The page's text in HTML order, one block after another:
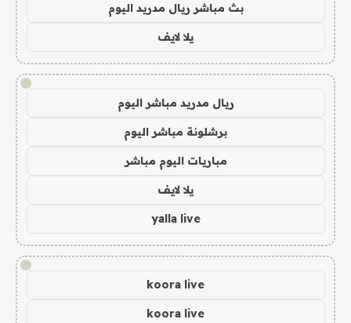
بث مباشر ريال مدريد اليوم
يلا لايف
!
ريال مدريد مباشر اليوم
برشلونة مباشر اليوم
مباريات اليوم مباشر
يلا لايف
yalla live
!
koora live
koora live